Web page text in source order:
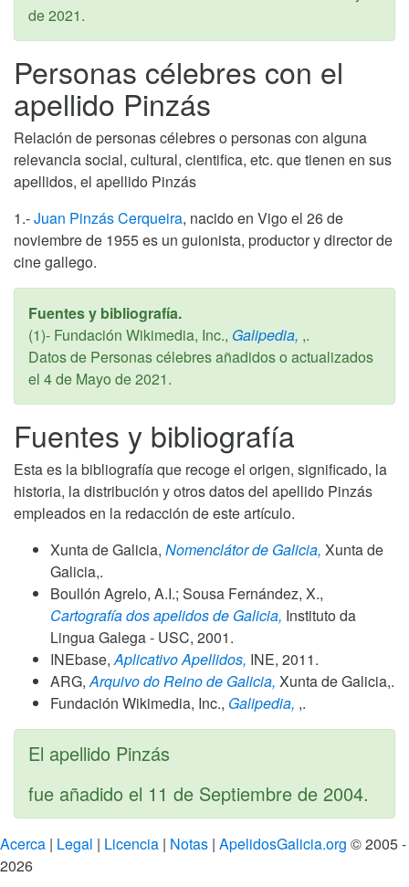
de 2021.
Personas célebres con el
apellido Pinzás
Relación de personas célebres o personas con alguna
relevancia social, cultural, cientifica, etc. que tienen en sus
apellidos, el apellido Pinzás
1.-Juan Pinzás Cerqueira, nacido en Vigo el 26 de
noviembre de 1955 es un guionista, productor y director de
cine gallego.
Fuentes y bibliografía.
(1)- Fundación Wikimedia, Inc., Galipedia, ,.
Datos de Personas célebres añadidos o actualizados
el 4 de Mayo de 2021.
Fuentes y bibliografía
Esta es la bibliografía que recoge el origen, significado, la
historia, la distribución y otros datos del apellido Pinzás
empleados en la redacción de este artículo.
Xunta de Galicia, Nomenclátor de Galicia, Xunta de
Galicia,.
Boullón Agrelo, A.I.; Sousa Fernández, X.,
Cartografía dos apelidos de Galicia, Instituto da
Lingua Galega - USC, 2001.
INEbase, Aplicativo Apellidos, INE, 2011.
ARG, Arquivo do Reino de Galicia, Xunta de Galicia,.
Fundación Wikimedia, Inc., Galipedia, ,.
El apellido Pinzás
fue añadido el 11 de Septiembre de 2004.
Acerca | Legal | Licencia | Notas | ApelidosGalicia.org © 2005 -
2026